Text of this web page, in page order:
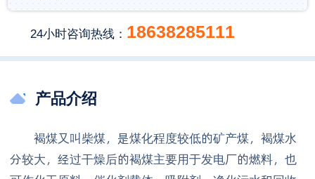
24小时咨询热线： 18638285111
产品介绍
褐煤又叫柴煤，是煤化程度较低的矿产煤，褐煤水
分较大，经过干燥后的褐煤主要用于发电厂的燃料，也